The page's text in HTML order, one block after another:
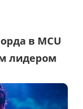
в MCU
лидером